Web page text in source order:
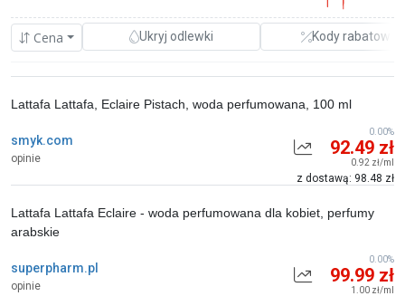
Cena Ukryj odlewki Kody rabatowe
smyk.com
opinie
Lattafa Lattafa, Eclaire Pistach, woda perfumowana, 100 ml
92.49 zł
0.92 zł/ml
z dostawą: 98.48 zł
0.00%
superpharm.pl
opinie
Lattafa Lattafa Eclaire - woda perfumowana dla kobiet, perfumy
arabskie
99.99 zł
1.00 zł/ml
0.00%